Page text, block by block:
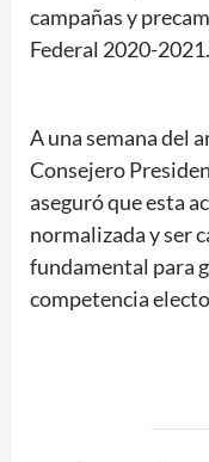
campañas y
Federal 2020-2021.
A una semana del
Consejero
aseguró que esta
normalizada y ser
fundamental para
competencia